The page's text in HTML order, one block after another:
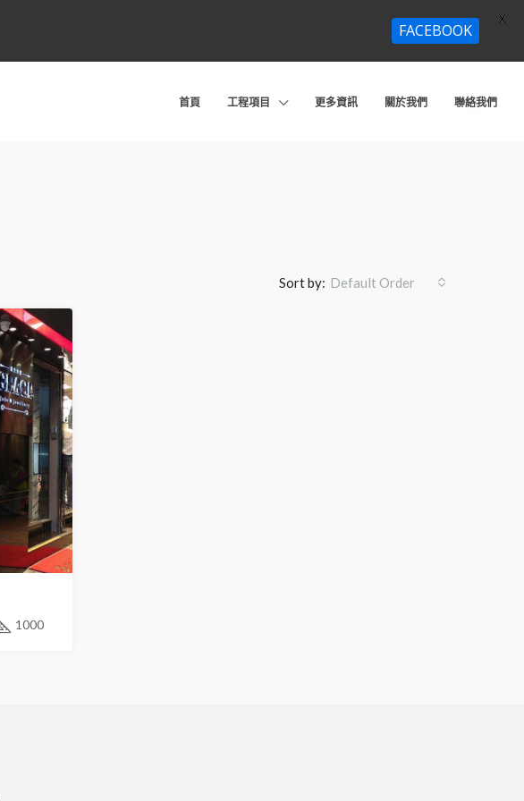
首頁 工程項目 更多資訊 關於我們 聯絡我們
Sort by: Default Order
1000
FACEBOOK
X